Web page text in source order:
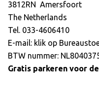
3812RN Amersfoort
The Netherlands
Tel. 033-4606410
E-mail: klik op
BTW nummer:
Gratis parkeren voor